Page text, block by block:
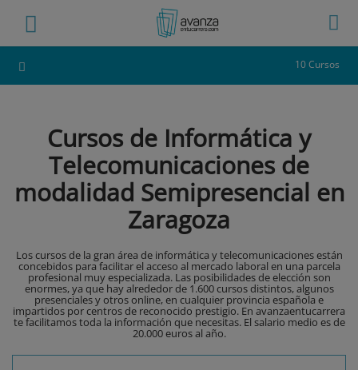
10 Cursos
Cursos de Informática y
Telecomunicaciones de
modalidad Semipresencial en
Zaragoza
Los cursos de la gran área de informática y telecomunicaciones están
concebidos para facilitar el acceso al mercado laboral en una parcela
profesional muy especializada. Las posibilidades de elección son
enormes, ya que hay alrededor de 1.600 cursos distintos, algunos
presenciales y otros online, en cualquier provincia española e
impartidos por centros de reconocido prestigio. En avanzaentucarrera
te facilitamos toda la información que necesitas. El salario medio es de
20.000 euros al año.